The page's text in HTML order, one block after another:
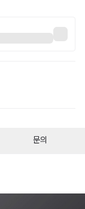
문의